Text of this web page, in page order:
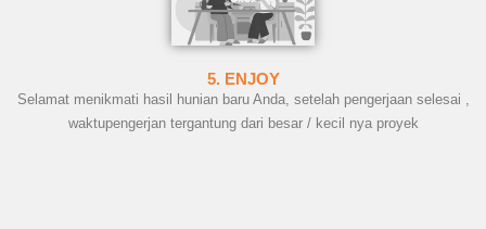
5. ENJOY
Selamat menikmati hasil hunian baru Anda, setelah pengerjaan selesai ,
waktupengerjan tergantung dari besar / kecil nya proyek